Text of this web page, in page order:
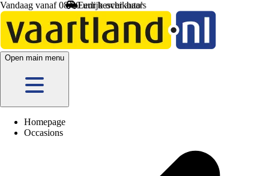
Vandaag vanaf 08:00 uur beschikbaar
Open main menu
Homepage
Occasions